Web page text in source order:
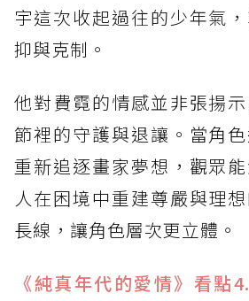
宇這次收起過往的少年氣
抑與克制。
他對費霓的情感並非張揚
節裡的守護與退讓。當角
重新追逐畫家夢想，觀眾
人在困境中重建尊嚴與理
長線，讓角色層次更立體。
《純真年代的愛情》看點